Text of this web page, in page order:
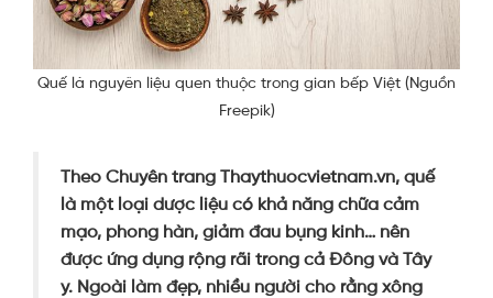
Quế là nguyên liệu quen thuộc trong gian bếp Việt (Nguồn
Freepik)
Theo Chuyên trang Thaythuocvietnam.vn, quế
là một loại dược liệu có khả năng chữa cảm
mạo, phong hàn, giảm đau bụng kinh… nên
được ứng dụng rộng rãi trong cả Đông và Tây
y. Ngoài làm đẹp, nhiều người cho rằng xông